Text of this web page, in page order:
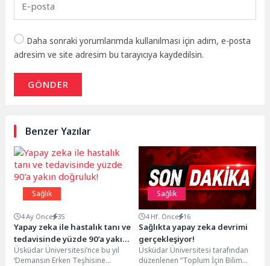
Daha sonraki yorumlarımda kullanılması için adım, e-posta
adresim ve site adresim bu tarayıcıya kaydedilsin.
GÖNDER
Benzer Yazılar
Sağlık
4 Ay Önce 35
Yapay zeka ile hastalık tanı ve
tedavisinde yüzde 90’a yakın
doğruluk!
Üsküdar Üniversitesi’nce bu yıl
‘Demansın Erken Teşhisine
Sağlık
4 Hf. Önce 16
Sağlıkta yapay zeka devrimi
gerçekleşiyor!
Üsküdar Üniversitesi tarafından
düzenlenen “Toplum İçin Bilim